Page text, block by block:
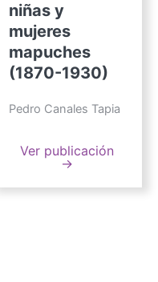
niñas y
mujeres
mapuches
(1870-1930)
Pedro Canales Tapia
Ver publicación
→